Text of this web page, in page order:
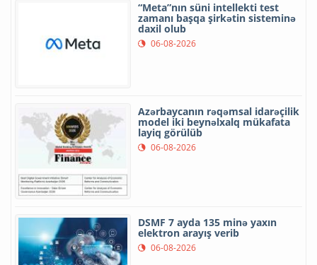
“Meta”nın süni intellekti test
zamanı başqa şirkətin sisteminə
daxil olub
06-08-2026
Azərbaycanın rəqəmsal idarəçilik
model iki beynəlxalq mükafata
layiq görülüb
06-08-2026
DSMF 7 ayda 135 minə yaxın
elektron arayış verib
06-08-2026